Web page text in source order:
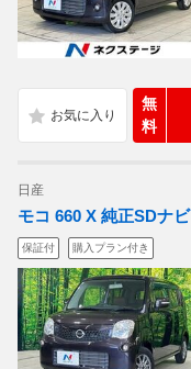
無
料
日産
モコ 660 X 純正SDナ
保証付 購入プラン付き